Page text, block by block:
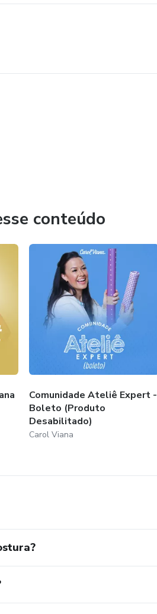
conteúdo
Comunidade Ateliê Expert -
Boleto (Produto
Desabilitado)
Carol Viana